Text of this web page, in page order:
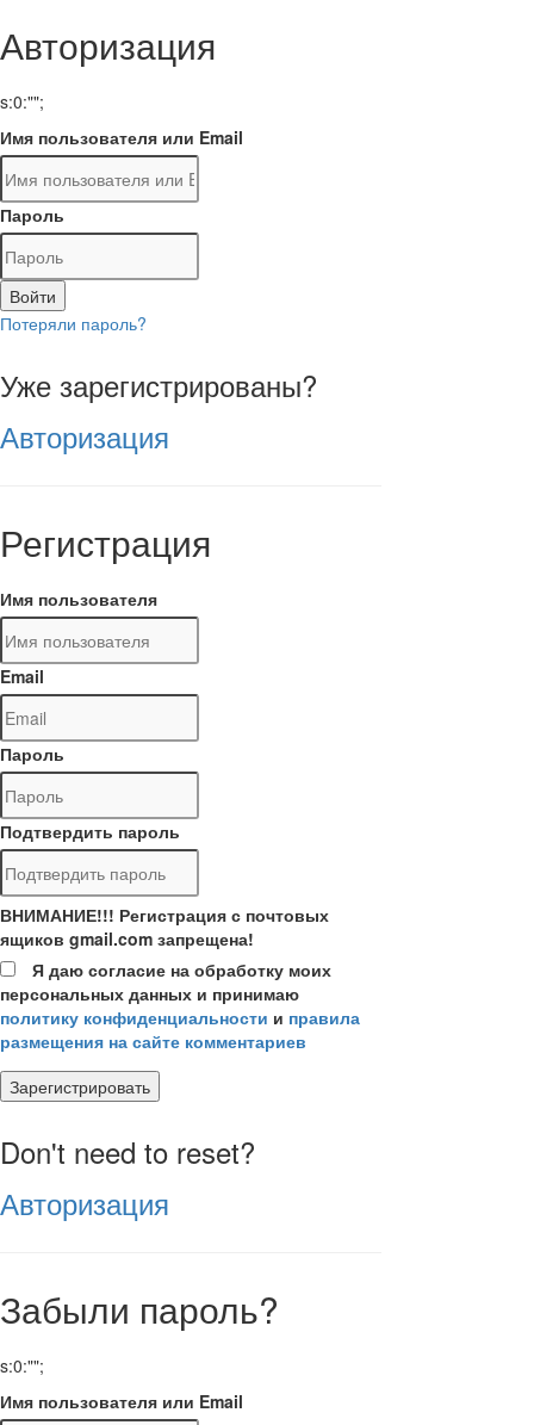
Авторизация
s:0:"";
Имя пользователя или Email
Пароль
Войти
Потеряли пароль?
Уже зарегистрированы?
Авторизация
Регистрация
Имя пользователя
Email
Пароль
Подтвердить пароль
ВНИМАНИЕ!!! Регистрация с почтовых
ящиков gmail.com запрещена!
Я даю согласие на обработку моих
персональных данных и принимаю
политику конфиденциальности и правила
размещения на сайте комментариев
Зарегистрировать
Don't need to reset?
Авторизация
Забыли пароль?
s:0:"";
Имя пользователя или Email